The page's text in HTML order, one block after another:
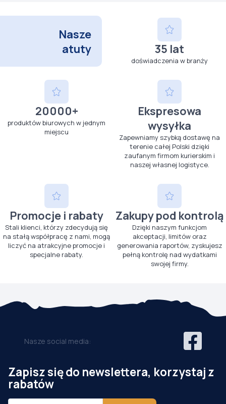
Nasze
atuty
35 lat
doświadczenia w branży
20000+
produktów biurowych w jednym
miejscu
Ekspresowa
wysyłka
Zapewniamy szybką dostawę na
terenie całej Polski dzięki
zaufanym firmom kurierskim i
naszej własnej logistyce.
Promocje i rabaty
Stali klienci, którzy zdecydują się
na stałą współpracę z nami, mogą
liczyć na atrakcyjne promocje i
specjalne rabaty.
Zakupy pod kontrolą
Dzięki naszym funkcjom
akceptacji, limitów oraz
generowania raportów, zyskujesz
pełną kontrolę nad wydatkami
swojej firmy.
Nasze social media:
Zapisz się do newslettera, korzystaj z
rabatów